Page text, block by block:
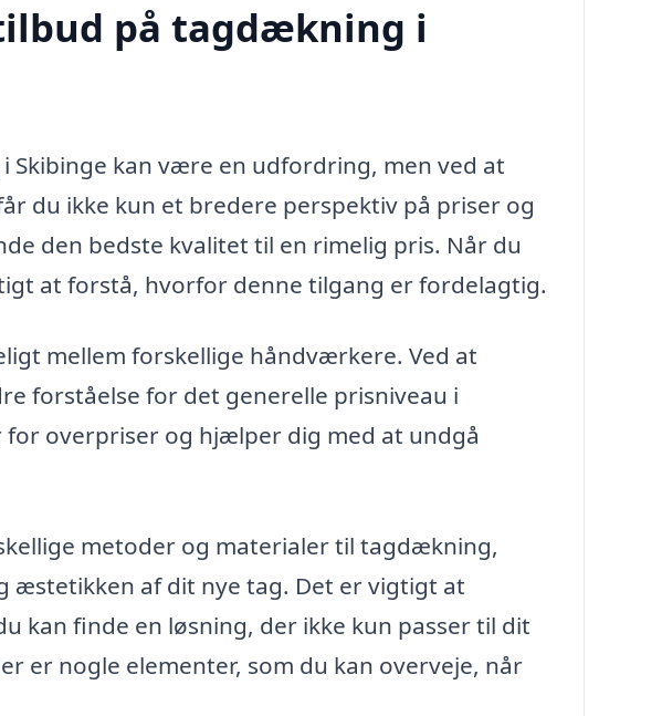
på tagdækning i
kan være en udfordring, men ved at
du ikke kun et bredere perspektiv på priser og
den bedste kvalitet til en rimelig pris. Når du
at forstå, hvorfor denne tilgang er fordelagtig.
mellem forskellige håndværkere. Ved at
forståelse for det generelle prisniveau i
overpriser og hjælper dig med at undgå
metoder og materialer til tagdækning,
æstetikken af dit nye tag. Det er vigtigt at
kan finde en løsning, der ikke kun passer til dit
er nogle elementer, som du kan overveje, når